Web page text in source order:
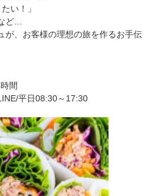
い！」
ど…
が、お客様の理想の旅を作るお手伝
間
平日08:30～17:30